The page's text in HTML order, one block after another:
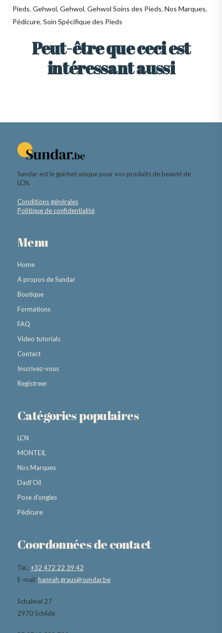
Pieds, Gehwol, Gehwol, Gehwol Soins des Pieds, Nos Marques,
Pédicure, Soin Spécifique des Pieds
Peut-être que ceci est
intéressant aussi
Sundar est le guichet unique pour vos produits de beauté de
LCN.
Conditions générales
Politique de confidentialité
Menu
Home
A propos de Sundar
Boutique
Formations
FAQ
Video tutorials
Contact
Inscrivez-vous
Registreer
Catégories populaires
LCN
MONTEIL
Nos Marques
Dadi’Oil
Pose d’ongles
Pédicure
Coordonnées de contact
Tel.:+32 472 22 39 42
E-mail:hannah.graus@sundar.be
Schalmei 27
2970 Schilde